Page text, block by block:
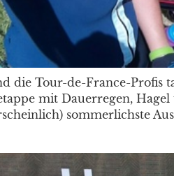
die Tour-de-France-Profis
mit Dauerregen,
sommerlichste